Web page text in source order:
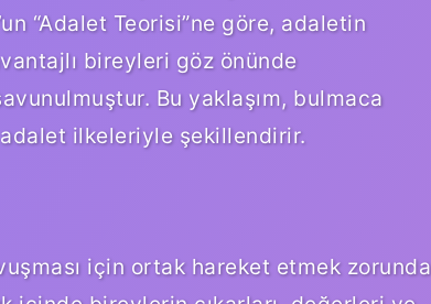
“Adalet Teorisi”ne göre, adaletin
bireyleri göz önünde
Bu yaklaşım, bulmaca
ilkeleriyle şekillendirir.
için ortak hareket etmek zorunda